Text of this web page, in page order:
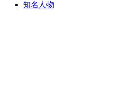
知名人物